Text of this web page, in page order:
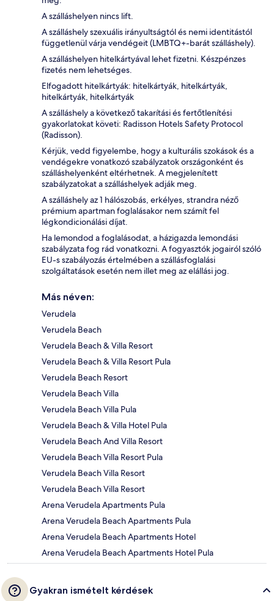
A szálláshelyen nincs lift.
A szálláshely szexuális irányultságtól és nemi identitástól
függetlenül várja vendégeit (LMBTQ+-barát szálláshely).
A szálláshelyen hitelkártyával lehet fizetni. Készpénzes
fizetés nem lehetséges.
Elfogadott hitelkártyák: hitelkártyák, hitelkártyák,
hitelkártyák, hitelkártyák
A szálláshely a következő takarítási és fertőtlenítési
gyakorlatokat követi: Radisson Hotels Safety Protocol
(Radisson).
Kérjük, vedd figyelembe, hogy a kulturális szokások és a
vendégekre vonatkozó szabályzatok országonként és
szálláshelyenként eltérhetnek. A megjelenített
szabályzatokat a szálláshelyek adják meg.
A szálláshely az 1 hálószobás, erkélyes, strandra néző
prémium apartman foglalásakor nem számít fel
légkondicionálási díjat.
Ha lemondod a foglalásodat, a házigazda lemondási
szabályzata fog rád vonatkozni. A fogyasztók jogairól szóló
EU-s szabályozás értelmében a szállásfoglalási
szolgáltatások esetén nem illet meg az elállási jog.
Más néven:
Verudela
Verudela Beach
Verudela Beach & Villa Resort
Verudela Beach & Villa Resort Pula
Verudela Beach Resort
Verudela Beach Villa
Verudela Beach Villa Pula
Verudela Beach & Villa Hotel Pula
Verudela Beach And Villa Resort
Verudela Beach Villa Resort Pula
Verudela Beach Villa Resort
Verudela Beach Villa Resort
Arena Verudela Apartments Pula
Arena Verudela Beach Apartments Pula
Arena Verudela Beach Apartments Hotel
Arena Verudela Beach Apartments Hotel Pula
Gyakran ismételt kérdések